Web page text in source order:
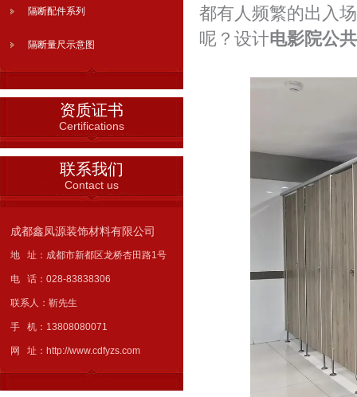
隔断配件系列
隔断量尺示意图
资质证书
Certifications
联系我们
Contact us
成都鑫凤源装饰材料有限公司
地 址：成都市新都区龙桥杏田路1号
电 话：028-83838306
联系人：靳先生
手 机：13808080071
网 址：http://www.cdfyzs.com
都有人频繁的出入
呢？设计电影院公